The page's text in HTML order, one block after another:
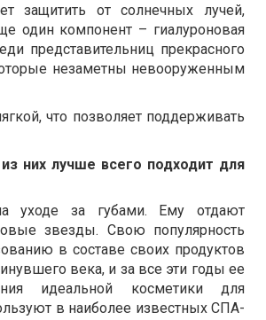
защитить от солнечных лучей,
один компонент – гиалуроновая
представительниц прекрасного
незаметны невооруженным
что позволяет поддерживать
них лучше всего подходит для
уходе за губами. Ему отдают
звезды. Свою популярность
в составе своих продуктов
века, и за все эти годы ее
идеальной косметики для
в наиболее известных СПА-